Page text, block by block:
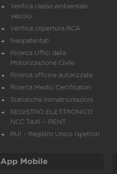
Verifica classe ambientale
veicolo
Verifica copertura RCA
Neopatentati
Ricerca Uffici della
Motorizzazione Civile
Ricerca officine autorizzate
Ricerca Medici Certificatori
Statistiche immatricolazioni
REGISTRO ELETTRONICO
NCC TAXI – RENT
RUI - Registro Unico Ispettori
App Mobile